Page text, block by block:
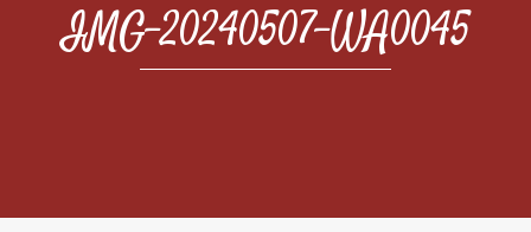
IMG-20240507-WA0045